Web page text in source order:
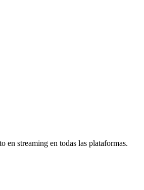
en streaming en todas las plataformas.